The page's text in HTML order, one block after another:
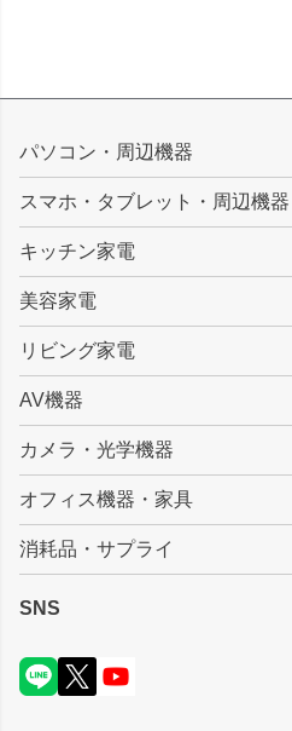
パソコン・周辺機器
スマホ・タブレット・周辺機器
キッチン家電
美容家電
リビング家電
AV機器
カメラ・光学機器
オフィス機器・家具
消耗品・サプライ
SNS